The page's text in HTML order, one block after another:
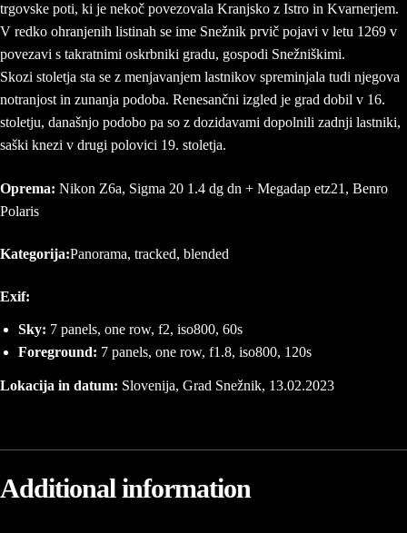
trgovske poti, ki je nekoč povezovala Kranjsko z Istro in Kvarnerjem.
V redko ohranjenih listinah se ime Snežnik prvič pojavi v letu 1269 v
povezavi s takratnimi oskrbniki gradu, gospodi Snežniškimi.
Skozi stoletja sta se z menjavanjem lastnikov spreminjala tudi njegova
notranjost in zunanja podoba. Renesančni izgled je grad dobil v 16.
stoletju, današnjo podobo pa so z dozidavami dopolnili zadnji lastniki,
saški knezi v drugi polovici 19. stoletja.
Oprema: Nikon Z6a, Sigma 20 1.4 dg dn + Megadap etz21, Benro
Polaris
Kategorija:Panorama, tracked, blended
Exif:
Sky: 7 panels, one row, f2, iso800, 60s
Foreground: 7 panels, one row, f1.8, iso800, 120s
Lokacija in datum: Slovenija, Grad Snežnik, 13.02.2023
Additional information